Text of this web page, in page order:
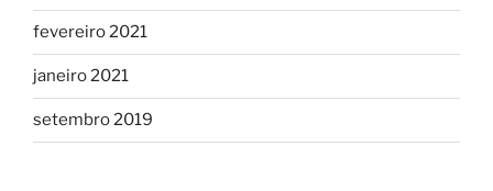
fevereiro 2021
janeiro 2021
setembro 2019